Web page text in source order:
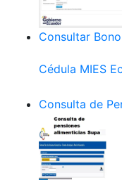
Consultar
Cédula MIES
Consulta de